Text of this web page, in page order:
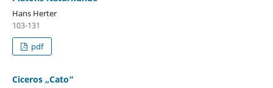
Hans Herter
103-131
pdf
Ciceros „Cato“